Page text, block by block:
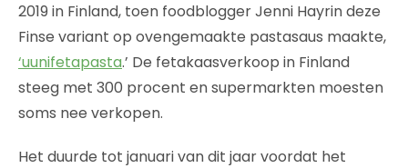
2019 in Finland, toen foodblogger Jenni Hayrin deze
Finse variant op ovengemaakte pastasaus maakte,
‘uunifetapasta.’ De fetakaasverkoop in Finland
steeg met 300 procent en supermarkten moesten
soms nee verkopen.
Het duurde tot januari van dit jaar voordat het